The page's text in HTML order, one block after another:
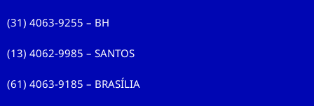
(31) 4063-9255 – BH
(13) 4062-9985 – SANTOS
(61) 4063-9185 – BRASÍLIA